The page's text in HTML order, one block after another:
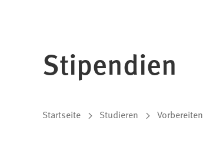
Stipendien
Sie
Startseite Studieren Vorbereiten